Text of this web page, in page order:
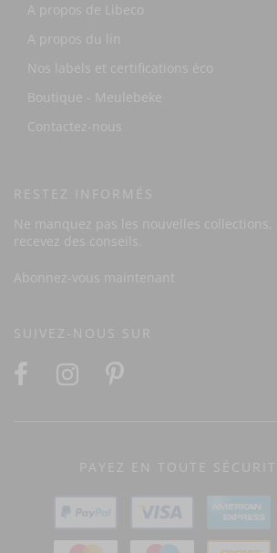
A propos de Libeco
A propos du lin
Nos labels et certifications éco
Boutique - Meulebeke
Contactez-nous
RESTEZ INFORMÉS
Ne manquez pas les nouvelles
recevez des conseils.
Abonnez-vous maintenant
SUIVEZ-NOUS SUR
PAYEZ EN TOUTE